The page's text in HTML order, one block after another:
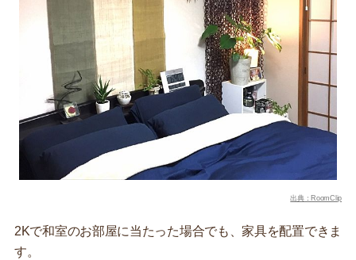
出典：RoomClip
2Kで和室のお部屋に当たった場合でも、家具を配置できま
す。